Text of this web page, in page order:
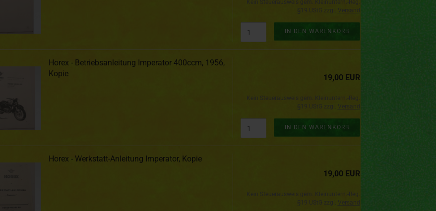
IN DEN WARENKORB
Horex - Betriebsanleitung Imperator 400ccm, 1956,
Kopie
19,00 EUR
IN DEN WARENKORB
Horex - Werkstatt-Anleitung Imperator, Kopie
19,00 EUR